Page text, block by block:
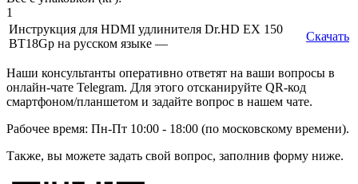
1
Инструкция для HDMI удлинителя Dr.HD EX 150
BT18Gp на русском языке —
Скачать
Наши консультанты оперативно ответят на ваши вопросы в
онлайн-чате Telegram. Для этого отсканируйте QR-код
смартфоном/планшетом и задайте вопрос в нашем чате.
Рабочее время: Пн-Пт 10:00 - 18:00 (по московскому времени).
Также, вы можете задать свой вопрос, заполнив форму ниже.